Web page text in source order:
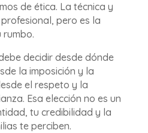
de ética. La técnica y
pero es la
rumbo.
decidir desde dónde
la imposición y la
el respeto y la
Esa elección no es un
tu credibilidad y la
te perciben.